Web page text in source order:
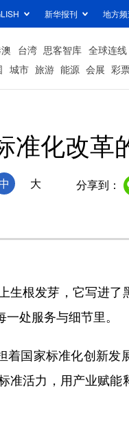
新华报刊 地方频
台湾 思客智库 全球连线
城市 旅游 能源 会展 彩
准化改革
中 大 分享到：
根发芽，它写进了
处服务与细节里。
国家标准化创新发
活力，用产业赋